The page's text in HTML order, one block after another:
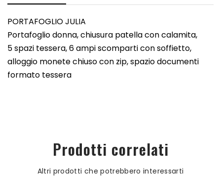
PORTAFOGLIO JULIA
Portafoglio donna, chiusura patella con calamita,
5 spazi tessera, 6 ampi scomparti con soffietto,
alloggio monete chiuso con zip, spazio documenti
formato tessera
Prodotti correlati
Altri prodotti che potrebbero interessarti